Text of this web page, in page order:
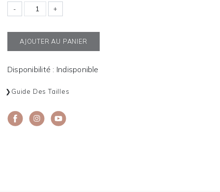
- +
AJOUTER AU PANIER
Disponibilité : Indisponible
Guide Des Tailles